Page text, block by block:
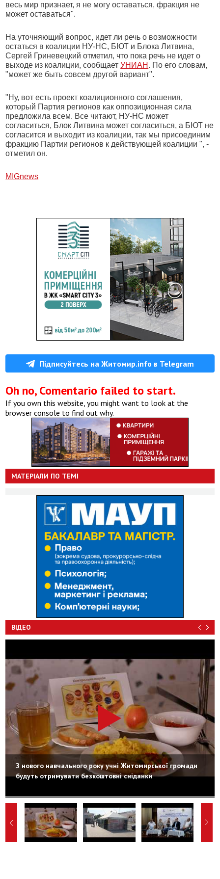
весь мир признает, я не могу оставаться, фракция не
может оставаться".
На уточняющий вопрос, идет ли речь о возможности
остаться в коалиции НУ-НС, БЮТ и Блока Литвина,
Сергей Гриневецкий отметил, что пока речь не идет о
выходе из коалиции, сообщаетУНИАН . По его словам,
"может же быть совсем другой вариант".
"Ну, вот есть проект коалиционного соглашения,
который Партия регионов как оппозиционная сила
предложила всем. Все читают, НУ-НС может
согласиться, Блок Литвина может согласиться, а БЮТ не
согласится и выходит из коалиции, так мы присоединим
фракцию Партии регионов к действующей коалиции ", -
отметил он.
МIGnews
Підписуйтесь на Житомир.info в Telegram
Oh no, Comentario failed to start.
If you own this website, you might want to look at the
browser console to find out why.
МАТЕРІАЛИ ПО ТЕМІ
ВІДЕО
З нового навчального року учні Житомирської громади
будуть отримувати безкоштовні сніданки